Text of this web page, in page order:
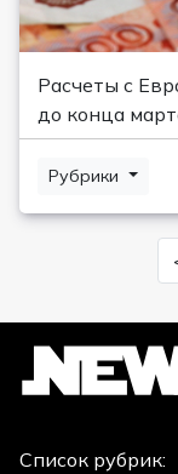
Расчеты с
до конца
Рубрики
Список рубрик: